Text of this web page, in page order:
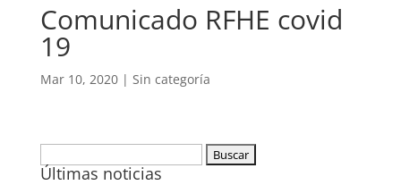
Comunicado RFHE covid
19
Mar 10, 2020| Sin categoría
Últimas noticias